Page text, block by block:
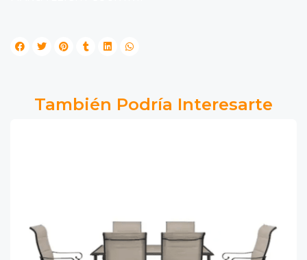
También Podría Interesarte